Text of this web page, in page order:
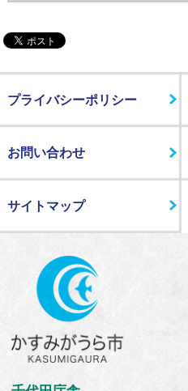
プライバシーポリシー
お問い合わせ
サイトマップ